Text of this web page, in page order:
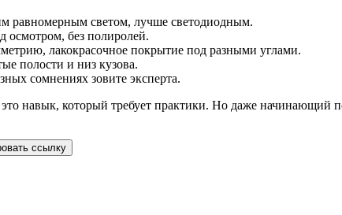
равномерным светом, лучше светодиодным.
без полиролей.
лакокрасочное покрытие под разными углами.
полости и низ кузова.
сомнениях зовите эксперта.
навык, который требует практики. Но даже начинающий
ссылку